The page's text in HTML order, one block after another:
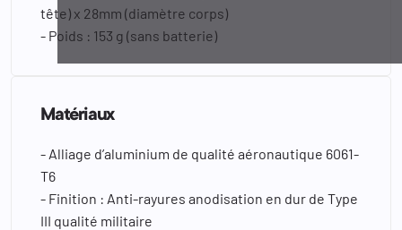
tête) x 28mm (diamètre corps)
- Poids : 153 g (sans batterie)
Matériaux
- Alliage d’aluminium de qualité aéronautique 6061-
T6
- Finition : Anti-rayures anodisation en dur de Type
III qualité militaire